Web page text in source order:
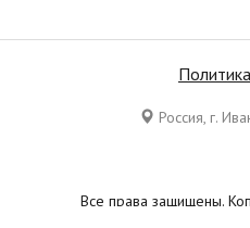
Россия, г.
Все права защищены.